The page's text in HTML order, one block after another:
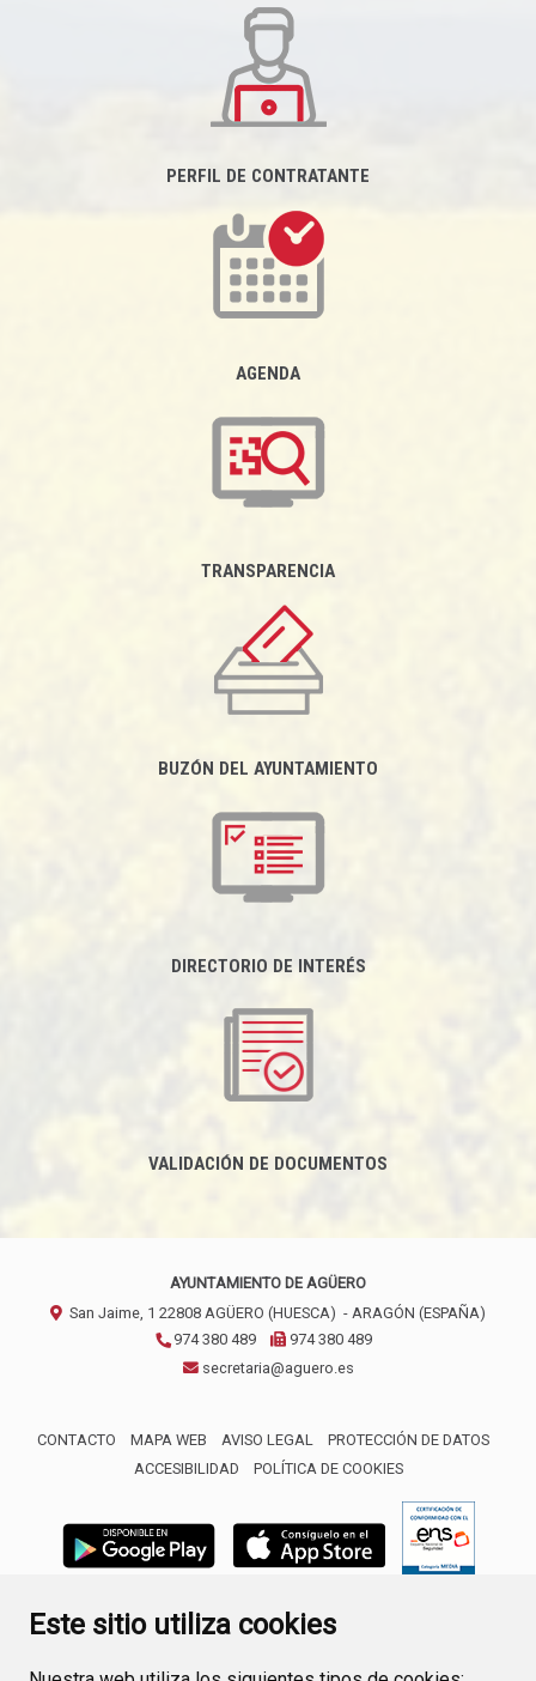
Este sitio utiliza cookies
PERFIL DE CONTRATANTE
AGENDA
TRANSPARENCIA
BUZÓN DEL AYUNTAMIENTO
DIRECTORIO DE INTERÉS
VALIDACIÓN DE DOCUMENTOS
AYUNTAMIENTO DE AGÜERO
San Jaime, 1 22808 AGÜERO (HUESCA) - ARAGÓN (ESPAÑA)
974 380 489
974 380 489
secretaria@aguero.es
CONTACTO MAPA WEB AVISO LEGAL
PROTECCIÓN DE DATOS
ACCESIBILIDAD
POLÍTICA DE COOKIES